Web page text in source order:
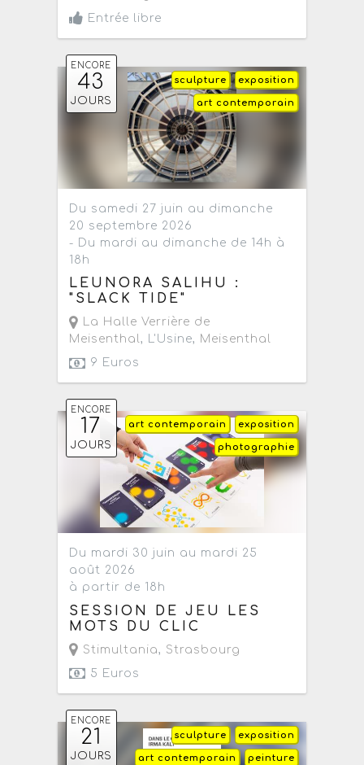
Entrée libre
ENCORE
43
JOURS
exposition
sculpture
art contemporain
Du samedi 27 juin au dimanche
20 septembre 2026
- Du mardi au dimanche de 14h à
18h
LEUNORA SALIHU :
"SLACK TIDE"
La Halle Verrière de
Meisenthal, L'Usine, Meisenthal
9 Euros
ENCORE
17
JOURS
exposition
art contemporain
photographie
Du mardi 30 juin au mardi 25
août 2026
à partir de 18h
SESSION DE JEU LES
MOTS DU CLIC
Stimultania, Strasbourg
5 Euros
ENCORE
21
JOURS
exposition
sculpture
peinture
art contemporain